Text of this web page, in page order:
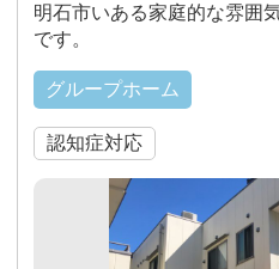
明石市いある家庭的な雰囲
です。
グループホーム
認知症対応